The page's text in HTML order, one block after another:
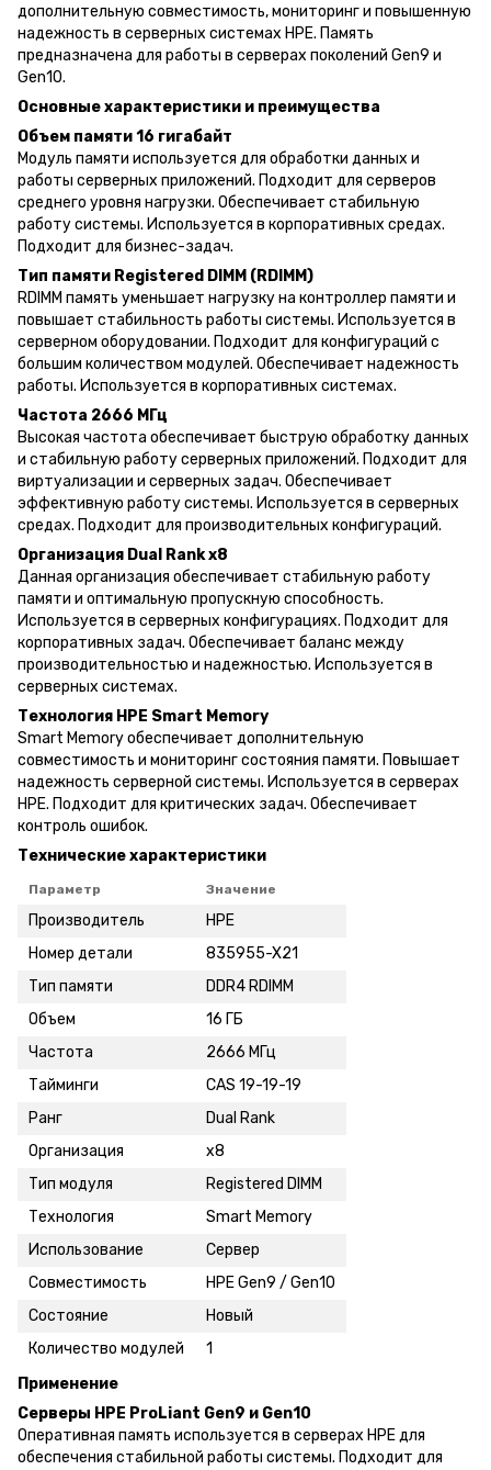
дополнительную совместимость, мониторинг и повышенную
надежность в серверных системах HPE. Память
предназначена для работы в серверах поколений Gen9 и
Gen10.
Основные характеристики и преимущества
Объем памяти 16 гигабайт
Модуль памяти используется для обработки данных и
работы серверных приложений. Подходит для серверов
среднего уровня нагрузки. Обеспечивает стабильную
работу системы. Используется в корпоративных средах.
Подходит для бизнес-задач.
Тип памяти Registered DIMM (RDIMM)
RDIMM память уменьшает нагрузку на контроллер памяти и
повышает стабильность работы системы. Используется в
серверном оборудовании. Подходит для конфигураций с
большим количеством модулей. Обеспечивает надежность
работы. Используется в корпоративных системах.
Частота 2666 МГц
Высокая частота обеспечивает быструю обработку данных
и стабильную работу серверных приложений. Подходит для
виртуализации и серверных задач. Обеспечивает
эффективную работу системы. Используется в серверных
средах. Подходит для производительных конфигураций.
Организация Dual Rank x8
Данная организация обеспечивает стабильную работу
памяти и оптимальную пропускную способность.
Используется в серверных конфигурациях. Подходит для
корпоративных задач. Обеспечивает баланс между
производительностью и надежностью. Используется в
серверных системах.
Технология HPE Smart Memory
Smart Memory обеспечивает дополнительную
совместимость и мониторинг состояния памяти. Повышает
надежность серверной системы. Используется в серверах
HPE. Подходит для критических задач. Обеспечивает
контроль ошибок.
Технические характеристики
Параметр Значение
Производитель
HPE
Номер детали
835955-X21
Тип памяти
DDR4 RDIMM
Объем
16 ГБ
Частота
2666 МГц
Тайминги
CAS 19-19-19
Ранг
Dual Rank
Организация
x8
Тип модуля
Registered DIMM
Технология
Smart Memory
Использование
Сервер
Совместимость
HPE Gen9 / Gen10
Состояние
Новый
Количество модулей
1
Применение
Серверы HPE ProLiant Gen9 и Gen10
Оперативная память используется в серверах HPE для
обеспечения стабильной работы системы. Подходит для